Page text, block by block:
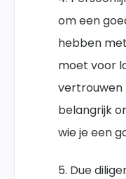
om een
hebben
moet voor
vertrouwen
belangrijk
wie je een
5. Due